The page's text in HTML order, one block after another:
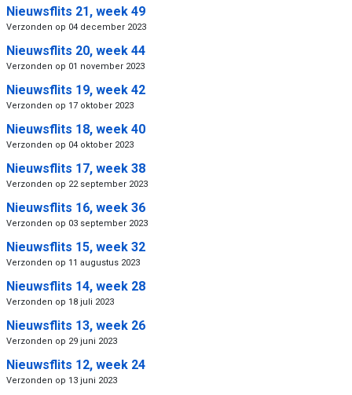
Nieuwsflits 21, week 49
Verzonden op 04 december 2023
Nieuwsflits 20, week 44
Verzonden op 01 november 2023
Nieuwsflits 19, week 42
Verzonden op 17 oktober 2023
Nieuwsflits 18, week 40
Verzonden op 04 oktober 2023
Nieuwsflits 17, week 38
Verzonden op 22 september 2023
Nieuwsflits 16, week 36
Verzonden op 03 september 2023
Nieuwsflits 15, week 32
Verzonden op 11 augustus 2023
Nieuwsflits 14, week 28
Verzonden op 18 juli 2023
Nieuwsflits 13, week 26
Verzonden op 29 juni 2023
Nieuwsflits 12, week 24
Verzonden op 13 juni 2023